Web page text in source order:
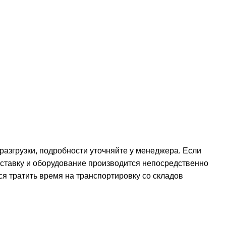
подробности уточняйте у менеджера. Если
и оборудование производится непосредственно
тратить время на транспортировку со складов